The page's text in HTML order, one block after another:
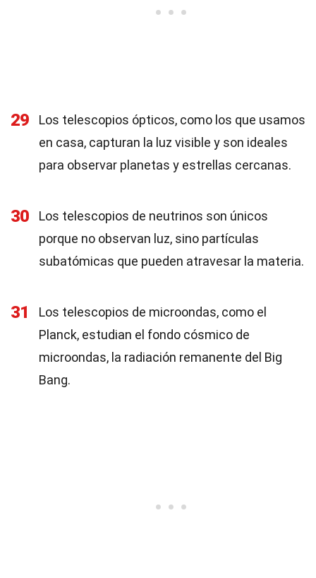
29
Los telescopios ópticos, como los que usamos
en casa, capturan la luz visible y son ideales
para observar planetas y estrellas cercanas.
30
Los telescopios de neutrinos son únicos
porque no observan luz, sino partículas
subatómicas que pueden atravesar la materia.
31
Los telescopios de microondas, como el
Planck, estudian el fondo cósmico de
microondas, la radiación remanente del Big
Bang.